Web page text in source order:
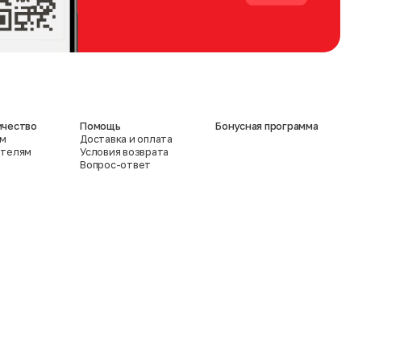
Помощь
Доставка и оплата
Условия возврата
Вопрос-ответ
Бонусная программа